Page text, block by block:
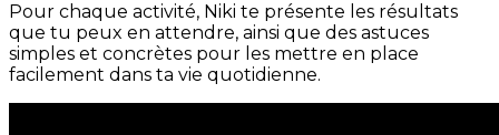
Pour chaque activité, Niki te présente les résultats
que tu peux en attendre, ainsi que des astuces
simples et concrètes pour les mettre en place
facilement dans ta vie quotidienne.